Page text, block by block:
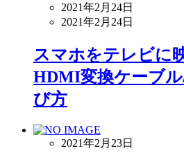
2021年2月24日
2021年2月24日
スマホをテレビに
HDMI変換ケーブ
び方
2021年2月23日